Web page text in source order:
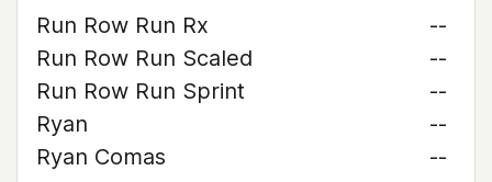
Run Row Run Rx
--
Run Row Run Scaled
--
Run Row Run Sprint
--
Ryan
--
Ryan Comas
--